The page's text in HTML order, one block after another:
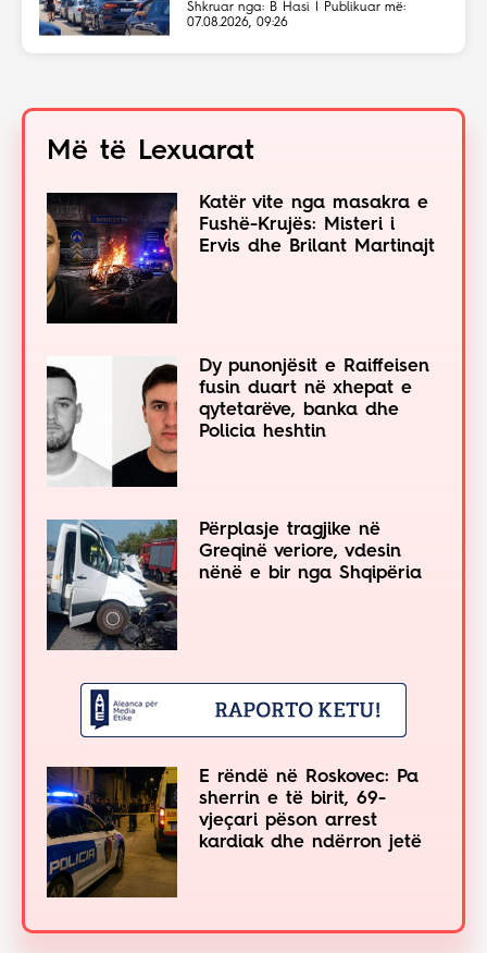
Shkruar nga: B Hasi | Publikuar më:
07.08.2026, 09:26
Më të Lexuarat
Katër vite nga masakra e
Fushë-Krujës: Misteri i
Ervis dhe Brilant Martinajt
Dy punonjësit e Raiffeisen
fusin duart në xhepat e
qytetarëve, banka dhe
Policia heshtin
Përplasje tragjike në
Greqinë veriore, vdesin
nënë e bir nga Shqipëria
E rëndë në Roskovec: Pa
sherrin e të birit, 69-
vjeçari pëson arrest
kardiak dhe ndërron jetë